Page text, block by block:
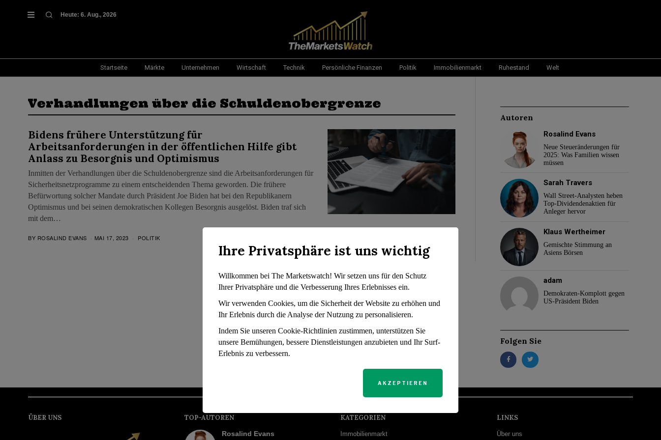
Heute: 6. Aug., 2026
Startseite Märkte Unternehmen Wirtschaft Technik Persönliche Finanzen Politik Immobilienmarkt Ruhestand Welt
Verhandlungen über die Schuldenobergrenze
Bidens frühere Unterstützung für
Arbeitsanforderungen in der öffentlichen Hilfe gibt
Anlass zu Besorgnis und Optimismus
Inmitten der Verhandlungen über die Schuldenobergrenze sind die Arbeitsanforderungen für
Sicherheitsnetzprogramme zu einem entscheidenden Thema geworden. Die frühere
Befürwortung solcher Mandate durch Präsident Joe Biden hat bei den Republikanern
Optimismus und bei seinen demokratischen Kollegen Besorgnis ausgelöst. Biden traf sich
mit dem…
BY ROSALIND EVANS MAI 17, 2023 POLITIK
Autoren
Rosalind Evans
Neue Steueränderungen für
2025: Was Familien wissen
müssen
Sarah Travers
Wall Street-Analysten heben
Top-Dividendenaktien für
Anleger hervor
Klaus Wertheimer
Gemischte Stimmung an
Asiens Börsen
adam
Demokraten-Komplott gegen
US-Präsident Biden
Folgen Sie
ÜBER UNS TOP-AUTOREN
Rosalind Evans
KATEGORIEN
Immobilienmarkt
LINKS
Über uns
Ihre Privatsphäre ist uns wichtig
Willkommen bei The Marketswatch! Wir setzen uns für den Schutz
Ihrer Privatsphäre und die Verbesserung Ihres Erlebnisses ein.
Wir verwenden Cookies, um die Sicherheit der Website zu erhöhen und
Ihr Erlebnis durch die Analyse der Nutzung zu personalisieren.
Indem Sie unseren Cookie-Richtlinien zustimmen, unterstützen Sie
unsere Bemühungen, bessere Dienstleistungen anzubieten und Ihr Surf-
Erlebnis zu verbessern.
AKZEPTIEREN